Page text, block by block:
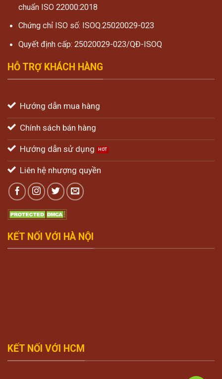
chuẩn ISO 22000:2018
Chứng chỉ ISO số: ISOQ.25020029-023
Quyết định cấp: 25020029-023/QĐ-ISOQ
HỖ TRỢ KHÁCH HÀNG
Hướng dẫn mua hàng
Chính sách bán hàng
Hướng dẫn sử dụng
Liên hệ nhượng quyền
KẾT NỐI VỚI HÀ NỘI
KẾT NỐI VỚI HCM